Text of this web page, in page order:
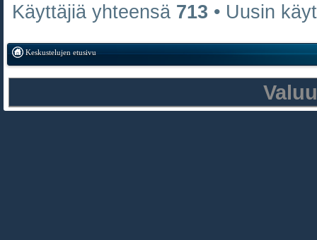
Käyttäjiä yhteensä 713 • Uusin
Keskustelujen etusivu